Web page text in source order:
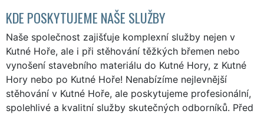
KDE POSKYTUJEME NAŠE SLUŽBY
Naše společnost zajišťuje komplexní služby nejen v
Kutné Hoře, ale i při stěhování těžkých břemen nebo
vynošení stavebního materiálu do Kutné Hory, z Kutné
Hory nebo po Kutné Hoře! Nenabízíme nejlevnější
stěhování v Kutné Hoře, ale poskytujeme profesionální,
spolehlivé a kvalitní služby skutečných odborníků. Před